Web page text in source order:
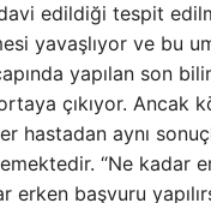
edildiği tespit
yavaşlıyor ve bu
yapılan son
çıkıyor. Ancak
hastadan aynı
“Ne kadar
erken başvuru